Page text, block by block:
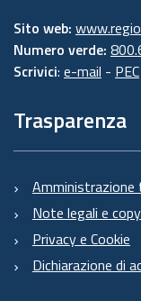
Sito web:
Numero verde:
Scrivici: e-mail - PEC
Trasparenza
Amministrazione
Note legali e
Privacy e Cookie
Dichiarazione di